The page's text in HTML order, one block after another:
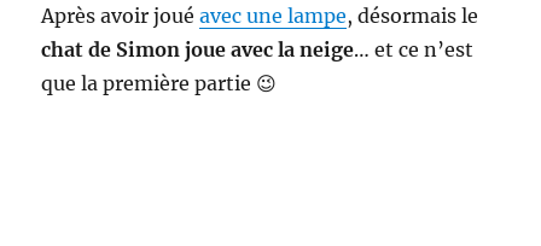
Après avoir jouéavec une lampe, désormais le
chat de Simon joue avec la neige… et ce n’est
que la première partie 😉